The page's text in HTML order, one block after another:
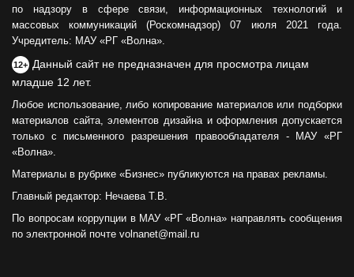
по надзору в сфере связи, информационных технологий и
массовых коммуникаций (Роскомнадзор) 07 июля 2021 года.
Учредитель: МАУ «РГ «Волна».
12+ Данный сайт не предназначен для просмотра лицам
младше 12 лет.
Любое использование, либо копирование материалов или подборки
материалов сайта, элементов дизайна и оформления допускается
только с письменного разрешения правообладателя - МАУ «РГ
«Волна».
Материалы в рубрике «Бизнес» публикуются на правах рекламы.
Главный редактор: Нечаева Т.В.
По вопросам коррупции в МАУ «РГ «Волна» направлять сообщения
по электронной почте volnanet@mail.ru